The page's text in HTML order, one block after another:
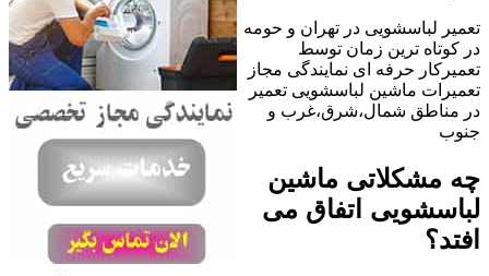
تعمیر لباسشویی در تهران و حومه
در کوتاه ترین زمان توسط
تعمیرکار حرفه ای نمایندگی مجاز
تعمیرات ماشین لباسشویی تعمیر
در مناطق شمال،شرق،غرب و
جنوب
چه مشکلاتی ماشین
لباسشویی اتفاق می
افتد؟